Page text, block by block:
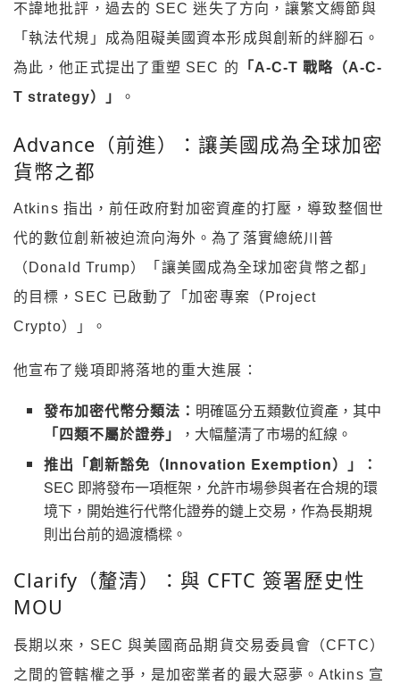
不諱地批評，過去的 SEC 迷失了方向，讓繁文縟節與
「執法代規」成為阻礙美國資本形成與創新的絆腳石。
為此，他正式提出了重塑 SEC 的
「A-C-T 戰略（A-C-
T strategy）」
。
Advance（前進）：讓美國成為全球加密
貨幣之都
Atkins 指出，前任政府對加密資產的打壓，導致整個世
代的數位創新被迫流向海外。為了落實總統川普
（Donald Trump）「讓美國成為全球加密貨幣之都」
的目標，SEC 已啟動了「加密專案（Project
Crypto）」。
他宣布了幾項即將落地的重大進展：
發布加密代幣分類法： 明確區分五類數位資產，其中
「四類不屬於證券」
，大幅釐清了市場的紅線。
推出「創新豁免（Innovation Exemption）」：
SEC 即將發布一項框架，允許市場參與者在合規的環
境下，開始進行代幣化證券的鏈上交易，作為長期規
則出台前的過渡橋樑。
Clarify（釐清）：與 CFTC 簽署歷史性
MOU
長期以來，SEC 與美國商品期貨交易委員會（CFTC）
之間的管轄權之爭，是加密業者的最大惡夢。Atkins 宣